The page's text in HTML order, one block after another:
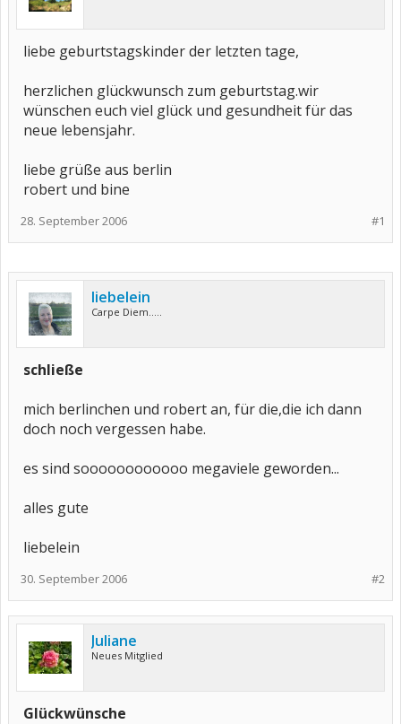
liebe geburtstagskinder der letzten tage,
herzlichen glückwunsch zum geburtstag.wir
wünschen euch viel glück und gesundheit für das
neue lebensjahr.
liebe grüße aus berlin
robert und bine
#1
28. September 2006
liebelein
Carpe Diem.....
schließe
mich berlinchen und robert an, für die,die ich dann
doch noch vergessen habe.
es sind soooooooooooo megaviele geworden...
alles gute
liebelein
#2
30. September 2006
Juliane
Neues Mitglied
Glückwünsche